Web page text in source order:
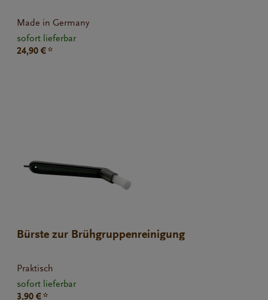
Made in Germany
sofort lieferbar
24,90 € *
Bürste zur Brühgruppenreinigung
Praktisch
sofort lieferbar
3,90 € *